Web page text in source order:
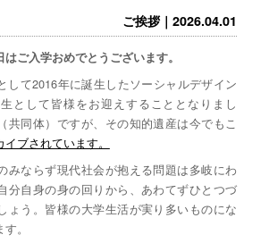
ご挨拶｜2026.04.01
ご入学おめでとうございます。
して2016年に誕生したソーシャルデザイン
として皆様をお迎えすることとなりまし
共同体）ですが、その知的遺産は今でもこ
イブされています。
みならず現代社会が抱える問題は多岐にわ
分自身の身の回りから、あわてずひとつづ
ょう。皆様の大学生活が実り多いものにな
。